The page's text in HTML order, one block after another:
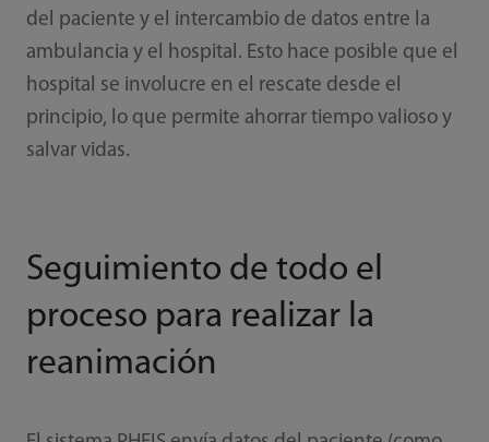
del paciente y el intercambio de datos entre la
ambulancia y el hospital. Esto hace posible que el
hospital se involucre en el rescate desde el
principio, lo que permite ahorrar tiempo valioso y
salvar vidas.
Seguimiento de todo el
proceso para realizar la
reanimación